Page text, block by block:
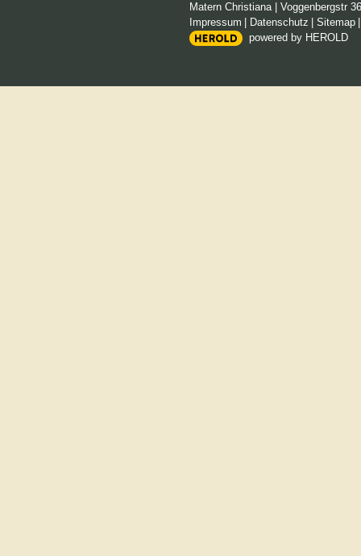
Matern Christiana| Voggenbergstr 36
Impressum
Datenschutz Sitemap
powered by HEROLD